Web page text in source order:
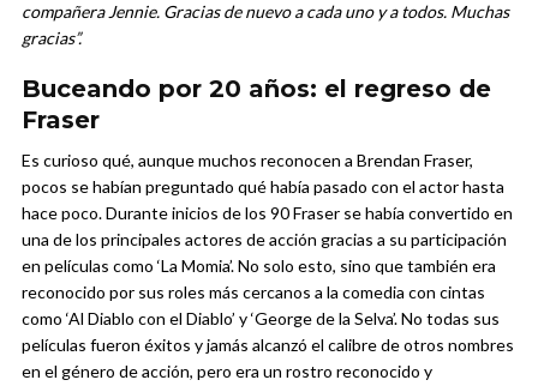
compañera Jennie. Gracias de nuevo a cada uno y a todos. Muchas
gracias”.
Buceando por 20 años: el regreso de
Fraser
Es curioso qué, aunque muchos reconocen a Brendan Fraser,
pocos se habían preguntado qué había pasado con el actor hasta
hace poco. Durante inicios de los 90 Fraser se había convertido en
una de los principales actores de acción gracias a su participación
en películas como ‘La Momia’. No solo esto, sino que también era
reconocido por sus roles más cercanos a la comedia con cintas
como ‘Al Diablo con el Diablo’ y ‘George de la Selva’. No todas sus
películas fueron éxitos y jamás alcanzó el calibre de otros nombres
en el género de acción, pero era un rostro reconocido y